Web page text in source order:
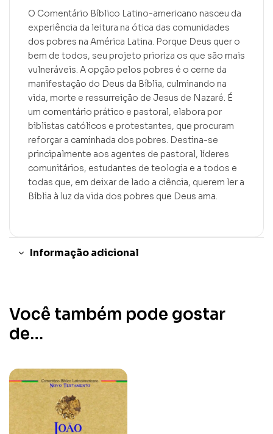
O Comentário Bíblico Latino-americano nasceu da
experiência da leitura na ótica das comunidades
dos pobres na América Latina. Porque Deus quer o
bem de todos, seu projeto prioriza os que são mais
vulneráveis. A opção pelos pobres é o cerne da
manifestação do Deus da Bíblia, culminando na
vida, morte e ressurreição de Jesus de Nazaré. É
um comentário prático e pastoral, elabora por
biblistas católicos e protestantes, que procuram
reforçar a caminhada dos pobres. Destina-se
principalmente aos agentes de pastoral, líderes
comunitários, estudantes de teologia e a todos e
todas que, em deixar de lado a ciência, querem ler a
Bíblia à luz da vida dos pobres que Deus ama.
Informação adicional
Você também pode gostar
de…